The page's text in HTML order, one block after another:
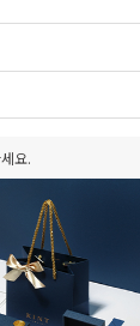
요.